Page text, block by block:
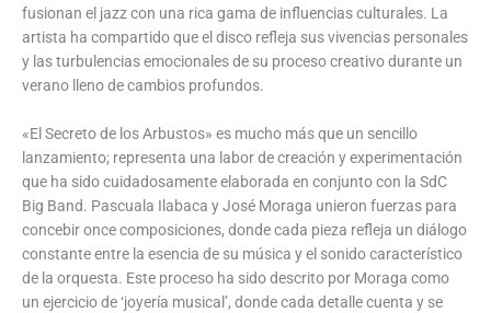
fusionan el jazz con una rica gama de influencias culturales. La
artista ha compartido que el disco refleja sus vivencias personales
y las turbulencias emocionales de su proceso creativo durante un
verano lleno de cambios profundos.
«El Secreto de los Arbustos» es mucho más que un sencillo
lanzamiento; representa una labor de creación y experimentación
que ha sido cuidadosamente elaborada en conjunto con la SdC
Big Band. Pascuala Ilabaca y José Moraga unieron fuerzas para
concebir once composiciones, donde cada pieza refleja un diálogo
constante entre la esencia de su música y el sonido característico
de la orquesta. Este proceso ha sido descrito por Moraga como
un ejercicio de ‘joyería musical’, donde cada detalle cuenta y se